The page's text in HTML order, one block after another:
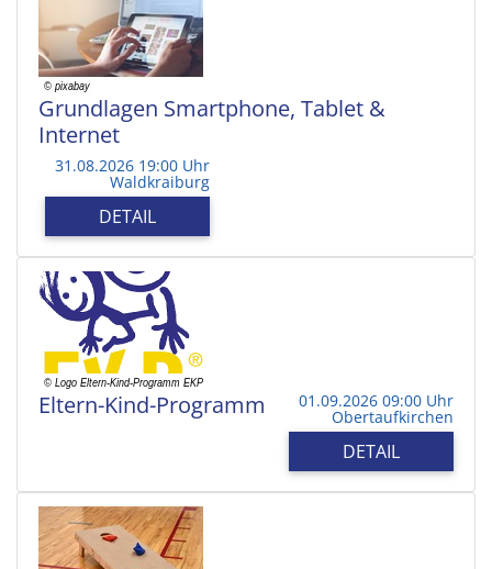
Grundlagen Smartphone, Tablet &
Internet
31.08.2026 19:00 Uhr
Waldkraiburg
DETAIL
Eltern-Kind-Programm 01.09.2026 09:00 Uhr
Obertaufkirchen
DETAIL